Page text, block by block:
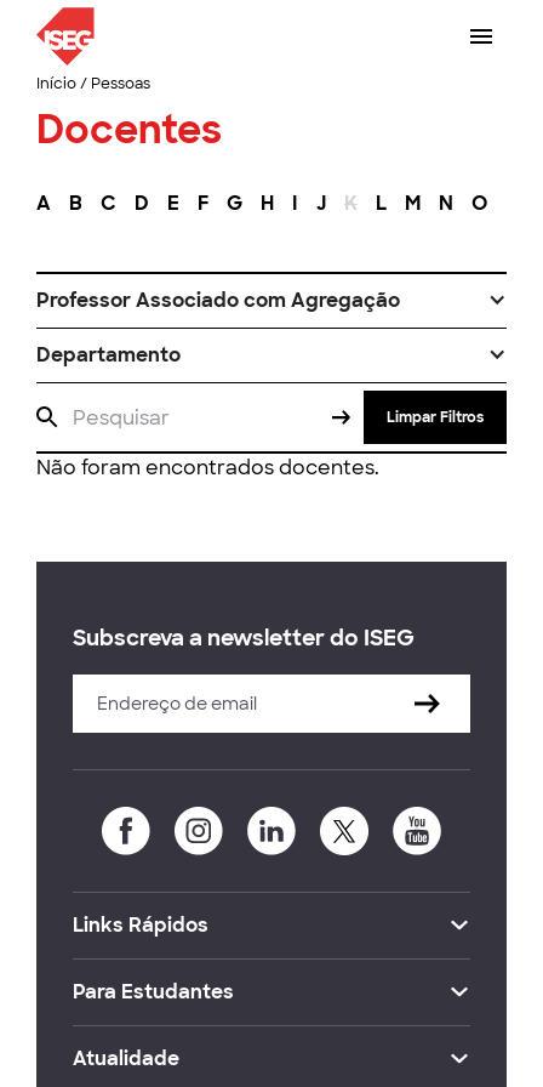
Início/ Pessoas
Docentes
A B C D E F G H I J K L M N O
Professor Associado com Agregação
Departamento
Limpar Filtros
Não foram encontrados docentes.
Subscreva a newsletter do ISEG
Links Rápidos
Para Estudantes
Atualidade